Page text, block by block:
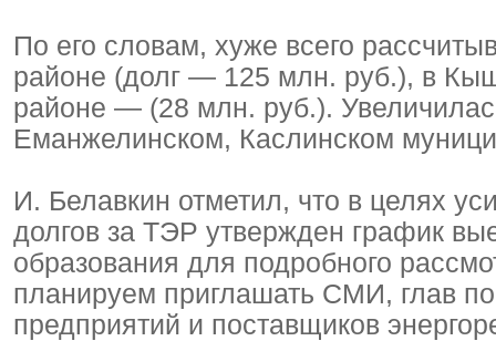
По его словам, хуже всего
районе (долг — 125 млн. руб.), в
районе — (28 млн. руб.).
Еманжелинском, Каслинском
И. Белавкин отметил, что в целях
долгов за ТЭР утвержден график
образования для подробного
планируем приглашать СМИ, глав
предприятий и поставщиков